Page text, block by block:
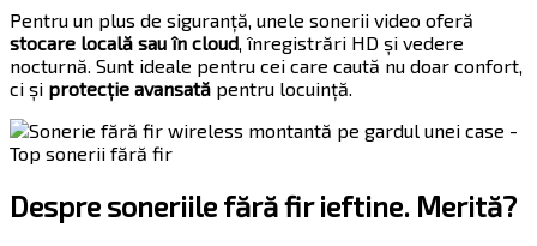
Pentru un plus de siguranță, unele sonerii video oferă
stocare locală sau în cloud, înregistrări HD și vedere
nocturnă. Sunt ideale pentru cei care caută nu doar confort,
ci și protecție avansată pentru locuință.
Despre soneriile fără fir ieftine. Merită?